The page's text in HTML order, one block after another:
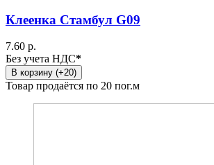
Клеенка Стамбул G09
7.60 р.
Без учета НДС*
В корзину (+20)
Товар продаётся по 20 пог.м